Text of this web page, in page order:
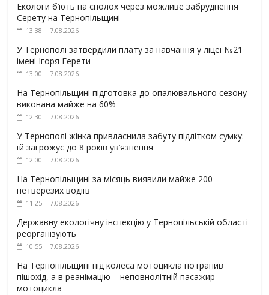
Екологи б’ють на сполох через можливе забруднення
Серету на Тернопільщині
13:38 | 7.08.2026
У Тернополі затвердили плату за навчання у ліцеї №21
імені Ігоря Герети
13:00 | 7.08.2026
На Тернопільщині підготовка до опалювального сезону
виконана майже на 60%
12:30 | 7.08.2026
У Тернополі жінка привласнила забуту підлітком сумку:
їй загрожує до 8 років ув’язнення
12:00 | 7.08.2026
На Тернопільщині за місяць виявили майже 200
нетверезих водіїв
11:25 | 7.08.2026
Державну екологічну інспекцію у Тернопільській області
реорганізують
10:55 | 7.08.2026
На Тернопільщині під колеса мотоцикла потрапив
пішохід, а в реанімацію – неповнолітній пасажир
мотоцикла